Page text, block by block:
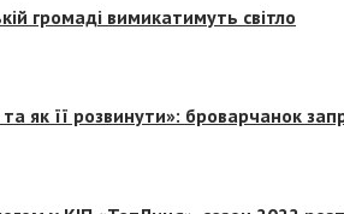
громаді вимикатимуть світло
та як її розвинути»: броварчанок